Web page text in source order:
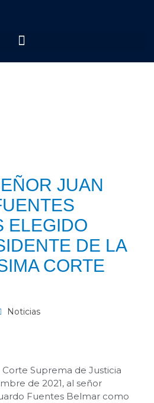
JUAN
ELEGIDO
DE LA
CORTE
Noticias
Corte Suprema de Justicia
de 2021, al señor
Fuentes Belmar como